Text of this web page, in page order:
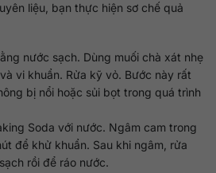
liệu, bạn thực hiện sơ chế quả
nước sạch. Dùng muối chà xát nhẹ
vi khuẩn. Rửa kỹ vỏ. Bước này rất
bị nổi hoặc sủi bọt trong quá trình
Soda với nước. Ngâm cam trong
để khử khuẩn. Sau khi ngâm, rửa
rồi để ráo nước.